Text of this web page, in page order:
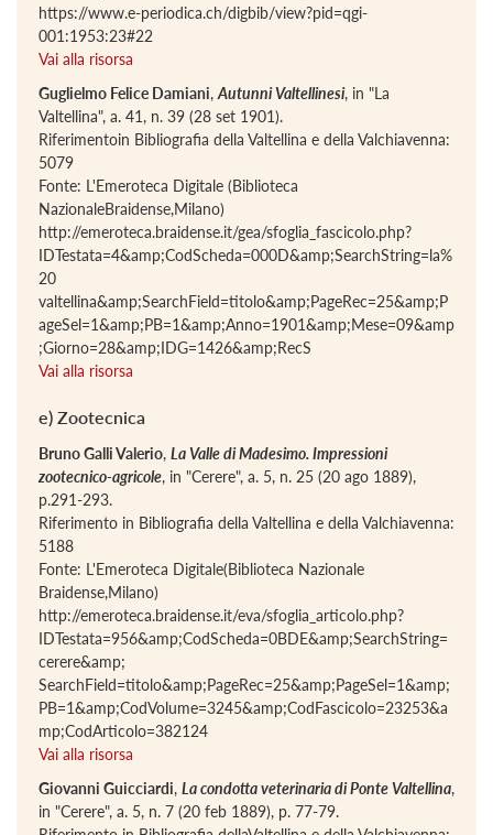
https://www.e-periodica.ch/digbib/view?pid=qgi-
001:1953:23#22
Vai alla risorsa
Guglielmo Felice Damiani, Autunni Valtellinesi, in "La
Valtellina", a. 41, n. 39 (28 set 1901).
Riferimentoin Bibliografia della Valtellina e della Valchiavenna:
5079
Fonte: L'Emeroteca Digitale (Biblioteca
NazionaleBraidense,Milano)
http://emeroteca.braidense.it/gea/sfoglia_fascicolo.php?
IDTestata=4&amp;CodScheda=000D&amp;SearchString=la%
20
valtellina&amp;SearchField=titolo&amp;PageRec=25&amp;P
ageSel=1&amp;PB=1&amp;Anno=1901&amp;Mese=09&amp
;Giorno=28&amp;IDG=1426&amp;RecS
Vai alla risorsa
e) Zootecnica
Bruno Galli Valerio, La Valle di Madesimo. Impressioni
zootecnico-agricole, in "Cerere", a. 5, n. 25 (20 ago 1889),
p.291-293.
Riferimento in Bibliografia della Valtellina e della Valchiavenna:
5188
Fonte: L'Emeroteca Digitale(Biblioteca Nazionale
Braidense,Milano)
http://emeroteca.braidense.it/eva/sfoglia_articolo.php?
IDTestata=956&amp;CodScheda=0BDE&amp;SearchString=
cerere&amp;
SearchField=titolo&amp;PageRec=25&amp;PageSel=1&amp;
PB=1&amp;CodVolume=3245&amp;CodFascicolo=23253&a
mp;CodArticolo=382124
Vai alla risorsa
Giovanni Guicciardi, La condotta veterinaria di Ponte Valtellina,
in "Cerere", a. 5, n. 7 (20 feb 1889), p. 77-79.